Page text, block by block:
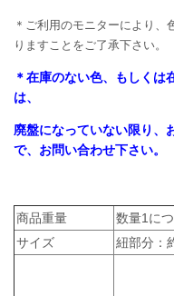
＊ご利用のモニターにより
りますことをご了承下さい。
＊在庫のない色、もしくは
は、
廃盤になっていない限り、
で、お問い合わせ下さい。
商品重量
数量1に
サイズ
紐部分：